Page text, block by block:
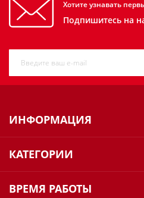
Хотите узнавать
Подпишитесь на
ИНФОРМАЦИЯ
КАТЕГОРИИ
ВРЕМЯ РАБОТЫ